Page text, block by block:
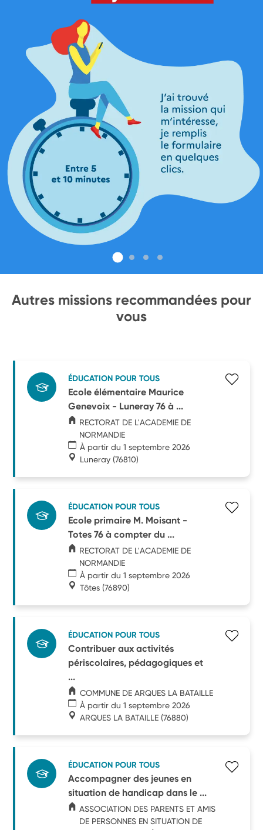
Autres missions recommandées pour
vous
ÉDUCATION POUR TOUS
Ecole élémentaire Maurice
Genevoix - Luneray 76 à ...
RECTORAT DE L'ACADEMIE DE
NORMANDIE
À partir du 1 septembre 2026
Luneray (76810)
ÉDUCATION POUR TOUS
Ecole primaire M. Moisant -
Totes 76 à compter du ...
RECTORAT DE L'ACADEMIE DE
NORMANDIE
À partir du 1 septembre 2026
Tôtes (76890)
ÉDUCATION POUR TOUS
Contribuer aux activités
périscolaires, pédagogiques et
...
COMMUNE DE ARQUES LA BATAILLE
À partir du 1 septembre 2026
ARQUES LA BATAILLE (76880)
ÉDUCATION POUR TOUS
Accompagner des jeunes en
situation de handicap dans le ...
ASSOCIATION DES PARENTS ET AMIS
DE PERSONNES EN SITUATION DE